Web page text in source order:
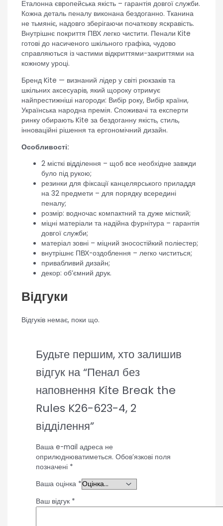
Еталонна європейська якість – гарантія довгої служби.
Кожна деталь пеналу виконана бездоганно. Тканина
не тьмяніє, надовго зберігаючи початкову яскравість.
Внутрішнє покриття ПВХ легко чистити. Пенали Kite
готові до насиченого шкільного графіка, чудово
справляються із частими відкриттями-закриттями на
кожному уроці.
Бренд Kite — визнаний лідер у світі рюкзаків та
шкільних аксесуарів, який щороку отримує
найпрестижніші нагороди: Вибір року, Вибір країни,
Українська народна премія. Споживачі та експерти
ринку обирають Kite за бездоганну якість, стиль,
інноваційні рішення та ергономічний дизайн.
Особливості:
2 місткі відділення – щоб все необхідне завжди
було під рукою;
резинки для фіксації канцелярського приладдя
на 32 предмети – для порядку всередині
пеналу;
розмір: водночас компактний та дуже місткий;
міцні матеріали та надійна фурнітура – гарантія
довгої служби;
матеріал зовні – міцний зносостійкий поліестер;
внутрішнє ПВХ-оздоблення – легко чиститься;
привабливий дизайн;
декор: об’ємний друк.
Відгуки
Відгуків немає, поки що.
Будьте першим, хто залишив
відгук на “Пенал без
наповнення Kite Break the
Rules K26-623-4, 2
відділення”
Ваша e-mail адреса не
оприлюднюватиметься. Обов’язкові поля
позначені *
Ваша оцінка *
Ваш відгук *